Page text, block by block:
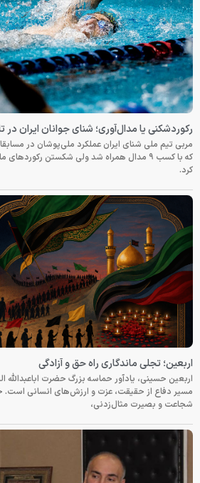
رکوردشکنی یا مدال‌آوری؛ شنای جوانان ایران در
مربی تیم ملی شنای ایران عملکرد ملی‌پوشان در
که با کسب ۹ مدال همراه شد ولی شکستن
کرد.
اربعین؛ تجلی ماندگاری راه حق و آزادگی
اربعین حسینی، یادآور حماسه بزرگ حضرت اباعبدالله
مسیر دفاع از حقیقت، عزت و ارزش‌های انسانی
شجاعت و بصیرت مثال‌زدنی،